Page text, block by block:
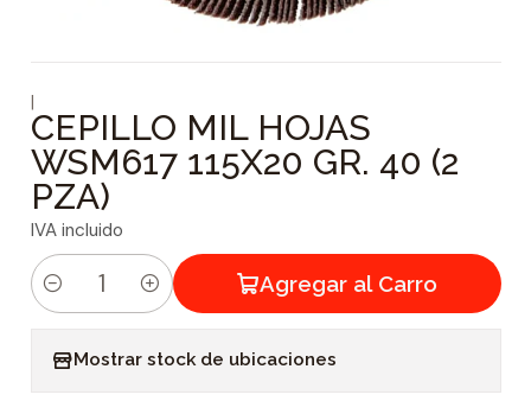
|
CEPILLO MIL HOJAS
WSM617 115X20 GR. 40 (2
PZA)
IVA incluido
C
Agregar al Carro
Mostrar stock de ubicaciones